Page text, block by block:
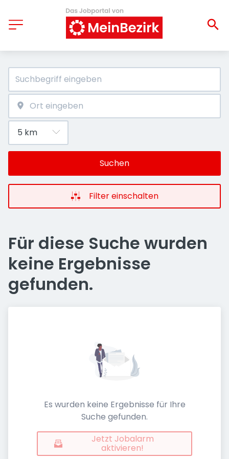
Suchen
Filter einschalten
Für diese Suche wurden
keine Ergebnisse
gefunden.
Es wurden keine Ergebnisse für Ihre
Suche gefunden.
Jetzt Jobalarm
aktivieren!